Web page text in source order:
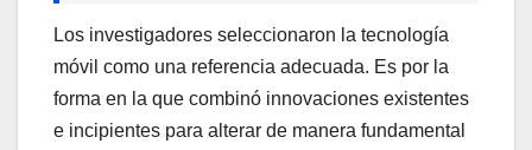
Los investigadores seleccionaron la tecnología
móvil como una referencia adecuada. Es por la
forma en la que combinó innovaciones existentes
e incipientes para alterar de manera fundamental